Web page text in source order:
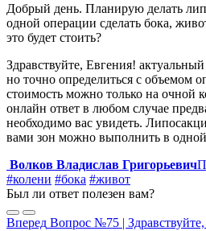
Добрый день. Планирую делать
одной операции сделать бока,
это будет стоить?
Здравствуйте, Евгения!
но точно определиться с объемом
стоимость можно только на очной
онлайн ответ в любом случае
необходимо вас увидеть.
вами зон можно выполнить в
Волков Владислав Григорьевич
#колени #бока #живот
Был ли ответ полезен вам?
Вперед Вопрос №75 |